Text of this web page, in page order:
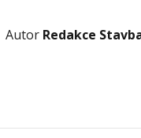
Autor Redakce